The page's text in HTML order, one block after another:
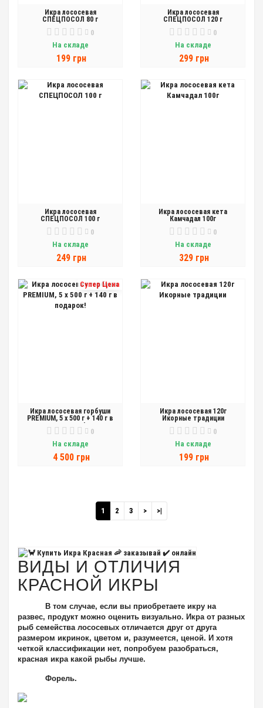
Икра лососевая
СПЕЦПОСОЛ 80 г
0
На складе
199 грн
Икра лососевая
СПЕЦПОСОЛ 120 г
0
На складе
299 грн
Икра лососевая
СПЕЦПОСОЛ 100 г
0
На складе
249 грн
Икра лососевая кета
Камчадал 100г
0
На складе
329 грн
Супер Цена
Икра лососевая горбуши
PREMIUM, 5 x 500 г + 140 г в
подарок!
0
На складе
4 500 грн
Икра лососевая 120г
Икорные традиции
0
На складе
199 грн
1 2 3 > >|
ВИДЫ И ОТЛИЧИЯ
КРАСНОЙ ИКРЫ
В том случае, если вы приобретаете икру на
развес, продукт можно оценить визуально. Икра от разных
рыб семейства лососевых отличается друг от друга
размером икринок, цветом и, разумеется, ценой. И хотя
четкой классификации нет, попробуем разобраться,
красная икра какой рыбы лучше.
Форель.